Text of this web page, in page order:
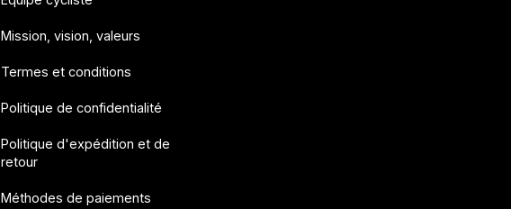
Mission, vision, valeurs
Termes et conditions
Politique de confidentialité
Politique d'expédition et de
retour
Méthodes de paiements